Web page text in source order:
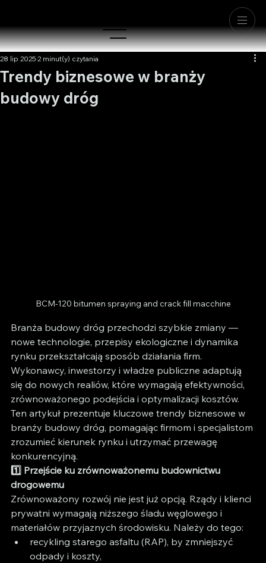
Trendy biznesowe w branży
budowy dróg
28 lip 2025 2 minut(y) czytania
BCM-120 bitumen spraying and crack fill macchine
Branża budowy dróg przechodzi szybkie zmiany —
nowe technologie, przepisy ekologiczne i dynamika
rynku przekształcają sposób działania firm.
Wykonawcy, inwestorzy i władze publiczne adaptują
się do nowych realiów, które wymagają efektywności,
zrównoważonego podejścia i optymalizacji kosztów.
Ten artykuł prezentuje kluczowe trendy biznesowe w
branży budowy dróg, pomagając firmom i specjalistom
zrozumieć kierunek rynku i utrzymać przewagę
konkurencyjną.
1️⃣ Przejście ku zrównoważonemu budownictwu
drogowemu
Zrównoważony rozwój nie jest już opcją. Rządy i klienci
prywatni wymagają niższego śladu węglowego i
materiałów przyjaznych środowisku. Należy do tego:
recykling starego asfaltu (RAP), by zmniejszyć
odpady i koszty,